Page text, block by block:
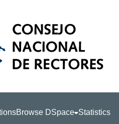
Browse DSpace Statistics